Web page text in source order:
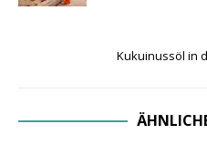
Kukuinussöl in